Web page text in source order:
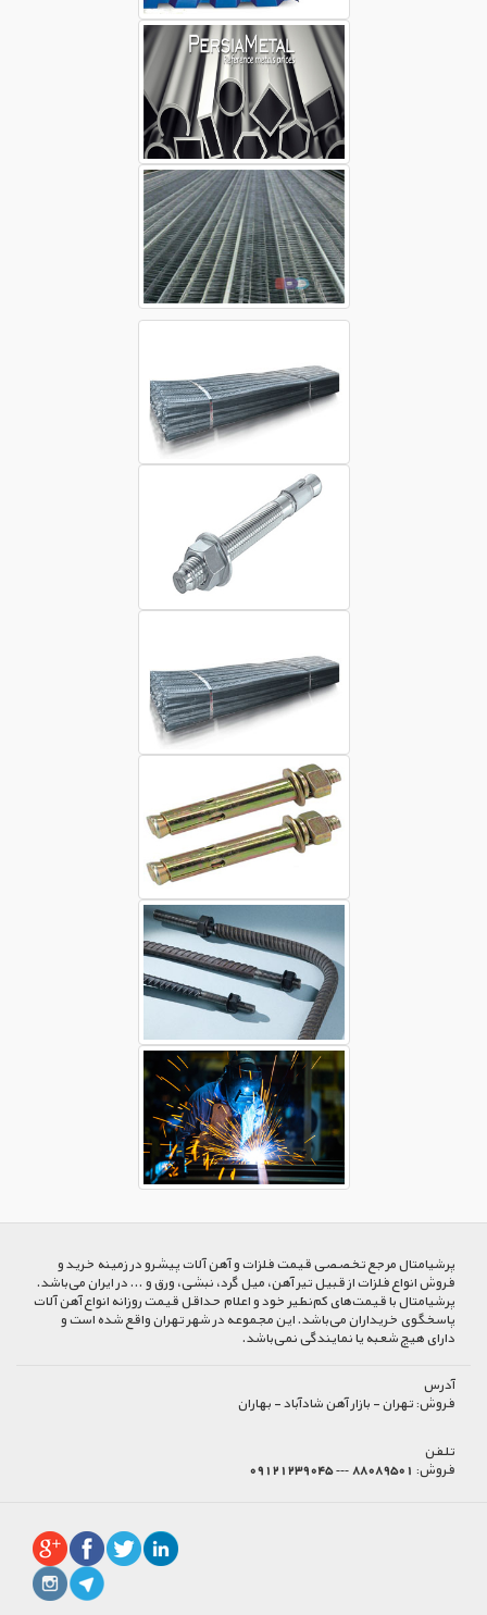
پرشیا‌متال مرجع تخصصی قیمت فلزات و آهن آلات پیشرو در زمینه خرید و
فروش انواع فلزات از قبیل تیر آهن، میل گرد، نبشی، ورق و ... در ایران می‌باشد.
پرشیامتال با قیمت‌های کم‌نظیر خود و اعلام حداقل قیمت روزانه انواع آهن آلات
پاسخگوی خریداران می‌باشد. این مجموعه در شهر تهران واقع شده است و
دارای هیچ شعبه یا نمایندگی نمی‌باشد.
آدرس
فروش:تهران - بازار آهن شادآباد - بهاران
تلفن
فروش: 88089501 --- 09121239045